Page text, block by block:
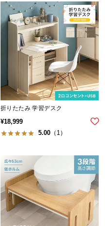
折りたたみ 学習デスク
¥18,999
5.00 （1）